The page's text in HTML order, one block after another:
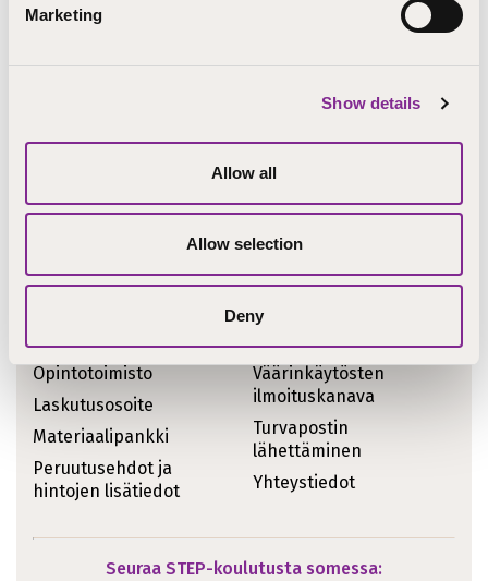
Marketing
Show details
Allow all
Allow selection
Deny
Kirjoitukset
Meistä sanottua
Tapahtumat
Uutiskirje
Opintotoimisto
Laskutusosoite
Materiaalipankki
Peruutusehdot ja
hintojen lisätiedot
Väärinkäytösten
ilmoituskanava
Turvapostin
lähettäminen
Yhteystiedot
Seuraa STEP-koulutusta somessa: